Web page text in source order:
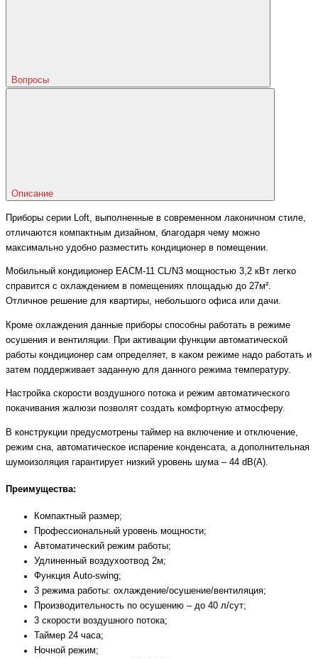
Вопросы
Описание
Приборы серии Loft, выполненные в современном лаконичном стиле,
отличаются компактным дизайном, благодаря чему можно
максимально удобно разместить кондиционер в помещении.
Мобильный кондиционер EACM-11 CL/N3 мощностью 3,2 кВт легко
справится с охлаждением в помещениях площадью до 27м².
Отличное решение для квартиры, небольшого офиса или дачи.
Кроме охлаждения данные приборы способны работать в режиме
осушения и вентиляции. При активации функции автоматической
работы кондиционер сам определяет, в каком режиме надо работать и
затем поддерживает заданную для данного режима температуру.
Настройка скорости воздушного потока и режим автоматического
покачивания жалюзи позволят создать комфортную атмосферу.
В конструкции предусмотрены таймер на включение и отключение,
режим сна, автоматическое испарение конденсата, а дополнительная
шумоизоляция гарантирует низкий уровень шума – 44 dB(A).
Преимущества:
Компактный размер;
Профессиональный уровень мощности;
Автоматический режим работы;
Удлиненный воздухоотвод 2м;
Функция Auto-swing;
3 режима работы: охлаждение/осушение/вентиляция;
Производительность по осушению – до 40 л/сут;
3 скорости воздушного потока;
Таймер 24 часа;
Ночной режим;